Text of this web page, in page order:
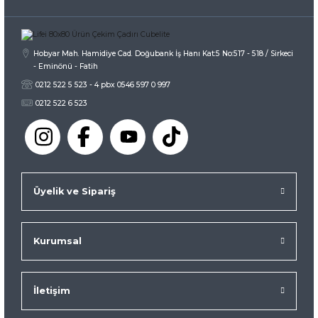
Hobyar Mah. Hamidiye Cad. Doğubank İş Hanı Kat:5 No:517 - 518 / Sirkeci
- Eminönü - Fatih
0212 522 5 523 - 4 pbx 0546 597 0 997
0212 522 6 523
Üyelik ve Sipariş
Kurumsal
İletişim